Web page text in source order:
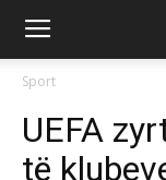
Sport
UEFA
të